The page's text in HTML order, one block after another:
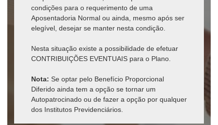
condições para o requerimento de uma
Aposentadoria Normal ou ainda, mesmo após ser
elegível, desejar se manter nesta condição.
Nesta situação existe a possibilidade de efetuar
CONTRIBUIÇÕES EVENTUAIS para o Plano.
Nota: Se optar pelo Benefício Proporcional
Diferido ainda tem a opção se tornar um
Autopatrocinado ou de fazer a opção por qualquer
dos Institutos Previdenciários.